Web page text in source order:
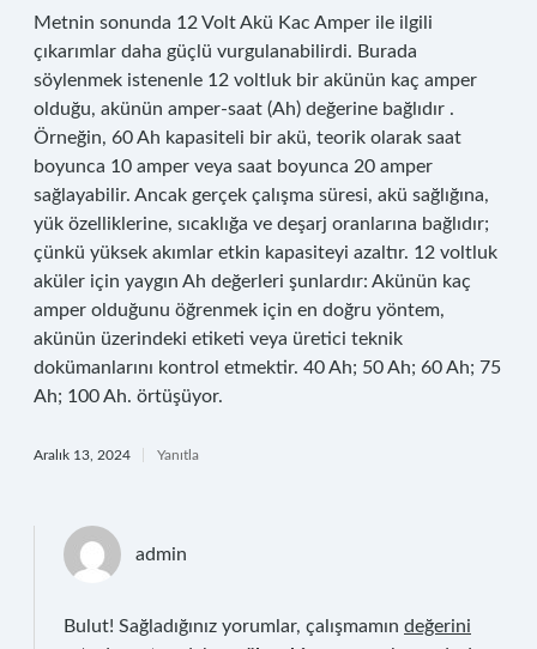
Metnin sonunda 12 Volt Akü Kac Amper ile ilgili
çıkarımlar daha güçlü vurgulanabilirdi. Burada
söylenmek istenenle 12 voltluk bir akünün kaç amper
olduğu, akünün amper-saat (Ah) değerine bağlıdır .
Örneğin, 60 Ah kapasiteli bir akü, teorik olarak saat
boyunca 10 amper veya saat boyunca 20 amper
sağlayabilir. Ancak gerçek çalışma süresi, akü sağlığına,
yük özelliklerine, sıcaklığa ve deşarj oranlarına bağlıdır;
çünkü yüksek akımlar etkin kapasiteyi azaltır. 12 voltluk
aküler için yaygın Ah değerleri şunlardır: Akünün kaç
amper olduğunu öğrenmek için en doğru yöntem,
akünün üzerindeki etiketi veya üretici teknik
dokümanlarını kontrol etmektir. 40 Ah; 50 Ah; 60 Ah; 75
Ah; 100 Ah. örtüşüyor.
Aralık 13, 2024 Yanıtla
admin
Bulut! Sağladığınız yorumlar, çalışmamın değerini